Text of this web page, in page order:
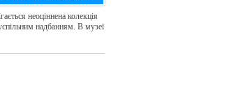
неоціннена колекція
надбанням. В музеї